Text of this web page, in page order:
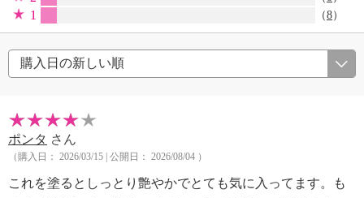
1 （8）
ポンタ さん
（購入日： 2026/03/15 | 公開日： 2026/08/04 ）
これを塗るとしっとり艶やかでとても気に入ってます。も